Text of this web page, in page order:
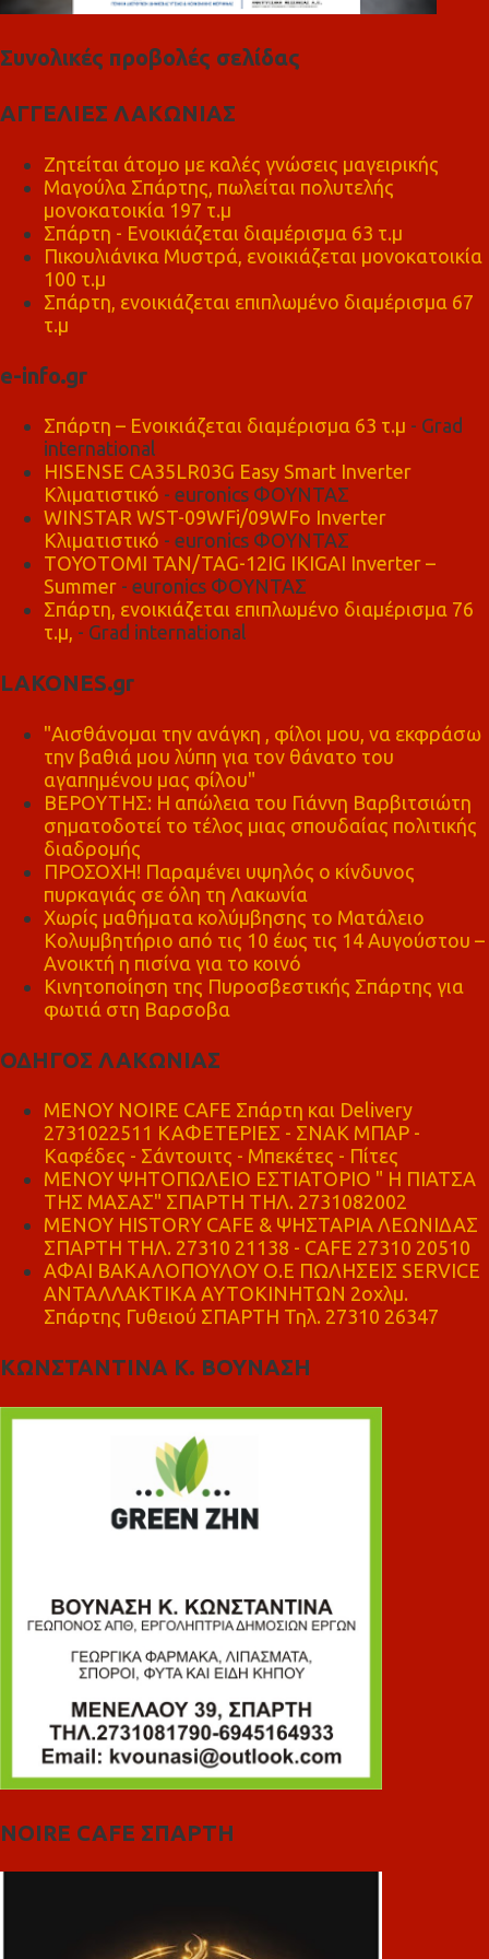
Συνολικές προβολές σελίδας
ΑΓΓΕΛΙΕΣ ΛΑΚΩΝΙΑΣ
Ζητείται άτομο με καλές γνώσεις μαγειρικής
Μαγούλα Σπάρτης, πωλείται πολυτελής
μονοκατοικία 197 τ.μ
Σπάρτη - Ενοικιάζεται διαμέρισμα 63 τ.μ
Πικουλιάνικα Μυστρά, ενοικιάζεται μονοκατοικία
100 τ.μ
Σπάρτη, ενοικιάζεται επιπλωμένο διαμέρισμα 67
τ.μ
e-info.gr
Σπάρτη – Ενοικιάζεται διαμέρισμα 63 τ.μ - Grad
international
HISENSE CA35LR03G Easy Smart Inverter
Κλιματιστικό - euronics ΦΟΥΝΤΑΣ
WINSTAR WST-09WFi/09WFo Inverter
Κλιματιστικό - euronics ΦΟΥΝΤΑΣ
TOYOTOMI TAN/TAG-12IG IKIGAI Inverter –
Summer - euronics ΦΟΥΝΤΑΣ
Σπάρτη, ενοικιάζεται επιπλωμένο διαμέρισμα 76
τ.μ, - Grad international
LAKONES.gr
"Αισθάνομαι την ανάγκη , φίλοι μου, να εκφράσω
την βαθιά μου λύπη για τον θάνατο του
αγαπημένου μας φίλου"
ΒΕΡΟΥΤΗΣ: Η απώλεια του Γιάννη Βαρβιτσιώτη
σηματοδοτεί το τέλος μιας σπουδαίας πολιτικής
διαδρομής
ΠΡΟΣΟΧΗ! Παραμένει υψηλός ο κίνδυνος
πυρκαγιάς σε όλη τη Λακωνία
Χωρίς μαθήματα κολύμβησης το Ματάλειο
Κολυμβητήριο από τις 10 έως τις 14 Αυγούστου –
Ανοικτή η πισίνα για το κοινό
Κινητοποίηση της Πυροσβεστικής Σπάρτης για
φωτιά στη Βαρσοβα
ΟΔΗΓΟΣ ΛΑΚΩΝΙΑΣ
MENOY NOIRE CAFE Σπάρτη και Delivery
2731022511 ΚΑΦΕΤΕΡΙΕΣ - ΣΝΑΚ ΜΠΑΡ -
Καφέδες - Σάντουιτς - Μπεκέτες - Πίτες
ΜΕΝΟΥ ΨΗΤΟΠΩΛΕΙΟ ΕΣΤΙΑΤΟΡΙΟ " Η ΠΙΑΤΣΑ
ΤΗΣ ΜΑΣΑΣ" ΣΠΑΡΤΗ ΤΗΛ. 2731082002
ΜΕΝΟΥ HISTORY CAFE & ΨΗΣΤΑΡΙΑ ΛΕΩΝΙΔΑΣ
ΣΠΑΡΤΗ ΤΗΛ. 27310 21138 - CAFE 27310 20510
ΑΦΑΙ ΒΑΚΑΛΟΠΟΥΛΟΥ Ο.Ε ΠΩΛΗΣΕΙΣ SERVICE
ΑΝΤΑΛΛΑΚΤΙΚΑ ΑΥΤΟΚΙΝΗΤΩΝ 2οχλμ.
Σπάρτης Γυθειού ΣΠΑΡΤΗ Τηλ. 27310 26347
ΚΩΝΣΤΑΝΤΙΝΑ Κ. ΒΟΥΝΑΣΗ
NOIRE CAFE ΣΠΑΡΤΗ